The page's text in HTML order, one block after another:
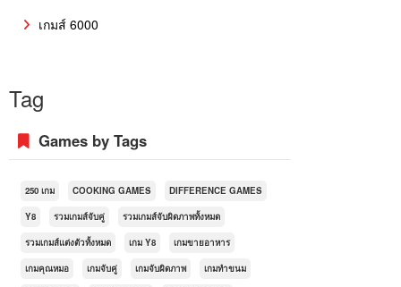
เกมส์ 6000
Tag
Games by Tags
250 เกม COOKING GAMES DIFFERENCE GAMES
Y8 รวมเกมส์จับคู่ รวมเกมส์จับผิดภาพทั้งหมด
รวมเกมส์แต่งตัวทั้งหมด เกม Y8 เกมขายอาหาร
เกมคุณหมอ เกมจับคู่ เกมจับผิดภาพ เกมทำขนม